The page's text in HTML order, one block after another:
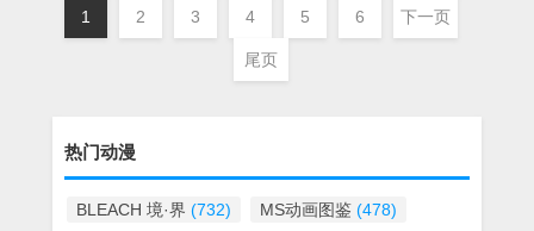
1 2 3 4 5 6 下一页
尾页
热门动漫
BLEACH 境·界 (732) MS动画图鉴 (478)